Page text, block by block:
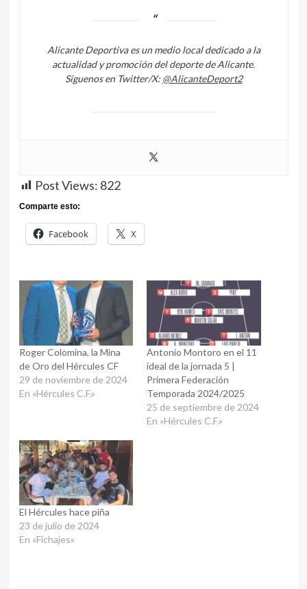
Alicante Deportiva es un medio local dedicado a la
actualidad y promoción del deporte de Alicante.
Síguenos en Twitter/X: @AlicanteDeport2
Post Views: 822
Comparte esto:
Facebook X
Roger Colomina, la Mina
de Oro del Hércules CF
29 de noviembre de 2024
En «Hércules C.F.»
Antonio Montoro en el 11
ideal de la jornada 5 |
Primera Federación
Temporada 2024/2025
25 de septiembre de 2024
En «Hércules C.F.»
El Hércules hace piña
23 de julio de 2024
En «Fichajes»